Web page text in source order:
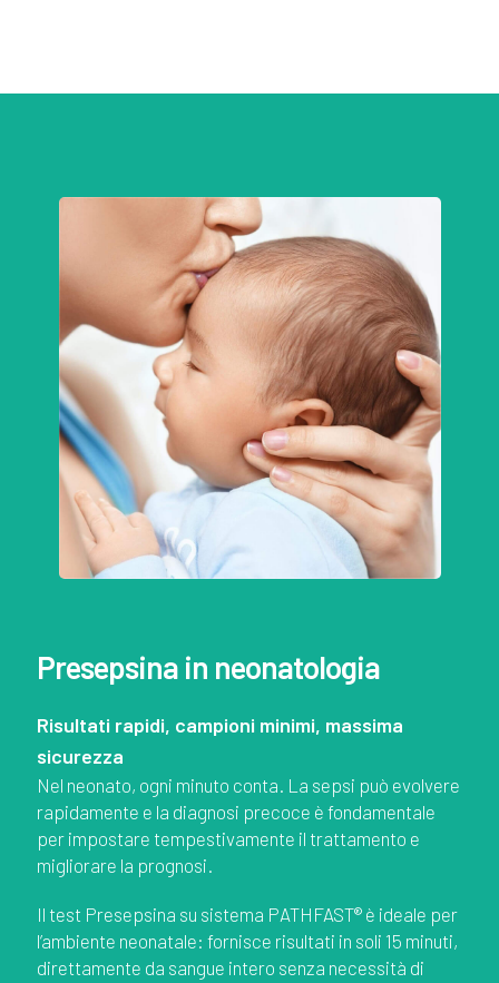
Presepsina in neonatologia
Risultati rapidi, campioni minimi, massima
sicurezza
Nel neonato, ogni minuto conta. La sepsi può evolvere
rapidamente e la diagnosi precoce è fondamentale
per impostare tempestivamente il trattamento e
migliorare la prognosi.
Il test Presepsina su sistema PATHFAST® è ideale per
l’ambiente neonatale: fornisce risultati in soli 15 minuti,
direttamente da sangue intero senza necessità di